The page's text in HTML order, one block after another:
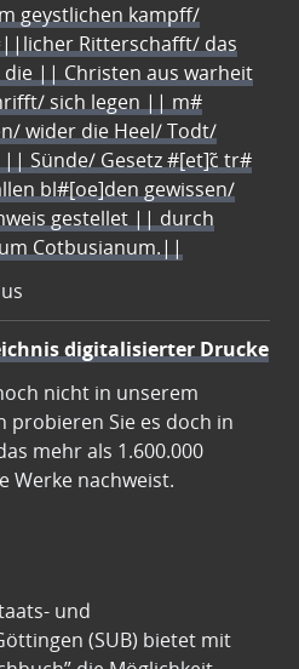
geystlichen kampff/
Ritterschafft/ das
die || Christen aus warheit
sich legen || m#
wider die Heel/ Todt/
|| Sünde/ Gesetz #[et]c̃ tr#
bl#[oe]den gewissen/
gestellet || durch
Cotbusianum.||
digitalisierter Drucke
nicht in unserem
probieren Sie es doch in
mehr als 1.600.000
Werke nachweist.
und
(SUB) bietet mit